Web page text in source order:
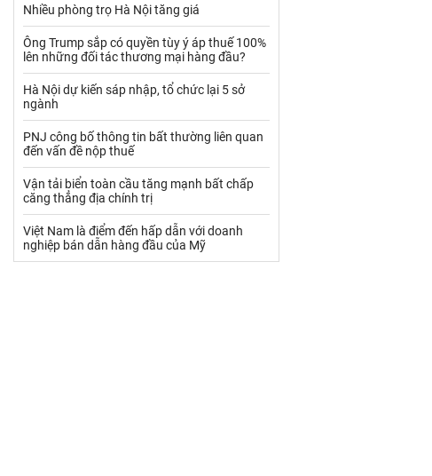
Rau - Củ -Quả Sắt thép
Sữa
Than Thức ăn chăn nuôi
Thủy hải sản khác Tôm
Vàng
VLXD khác
Xi măng - Clynker
Nhiều phòng trọ Hà Nội tăng giá
Ông Trump sắp có quyền tùy ý áp thuế 100%
lên những đối tác thương mại hàng đầu?
Hà Nội dự kiến sáp nhập, tổ chức lại 5 sở
ngành
PNJ công bố thông tin bất thường liên quan
đến vấn đề nộp thuế
Vận tải biển toàn cầu tăng mạnh bất chấp
căng thẳng địa chính trị
Việt Nam là điểm đến hấp dẫn với doanh
nghiệp bán dẫn hàng đầu của Mỹ